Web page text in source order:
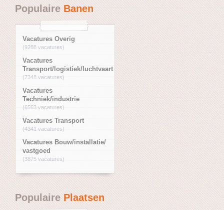
PopulaireBanen
Vacatures Overig
(9288 vacatures)
Vacatures
Transport/logistiek/luchtvaart
(7348 vacatures)
Vacatures
Techniek/industrie
(6563 vacatures)
Vacatures Transport
(4341 vacatures)
Vacatures Bouw/installatie/
vastgoed
(3875 vacatures)
PopulairePlaatsen